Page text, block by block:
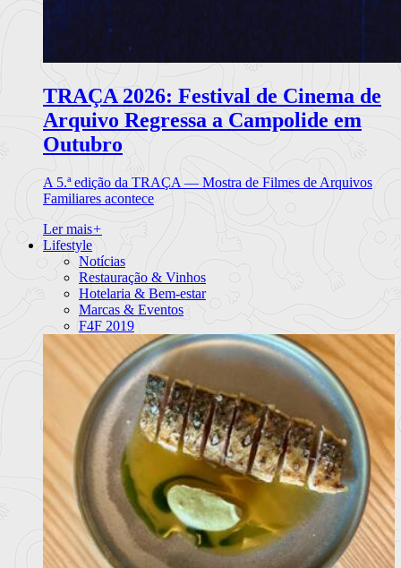
TRAÇA 2026: Festival de Cinema de
Arquivo Regressa a Campolide em
Outubro
A 5.ª edição da TRAÇA — Mostra de Filmes de Arquivos
Familiares acontece
Ler mais+
Lifestyle
Notícias
Restauração & Vinhos
Hotelaria & Bem-estar
Marcas & Eventos
F4F 2019